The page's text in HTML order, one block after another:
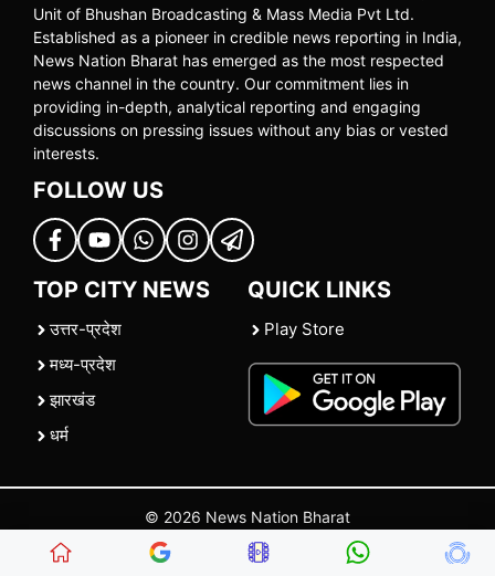
Unit of Bhushan Broadcasting & Mass Media Pvt Ltd.
Established as a pioneer in credible news reporting in India,
News Nation Bharat has emerged as the most respected
news channel in the country. Our commitment lies in
providing in-depth, analytical reporting and engaging
discussions on pressing issues without any bias or vested
interests.
FOLLOW US
TOP CITY NEWS
उत्तर-प्रदेश
मध्य-प्रदेश
झारखंड
धर्म
QUICK LINKS
Play Store
© 2026 News Nation Bharat
| |Contact Us |Policies Terms and Conditions